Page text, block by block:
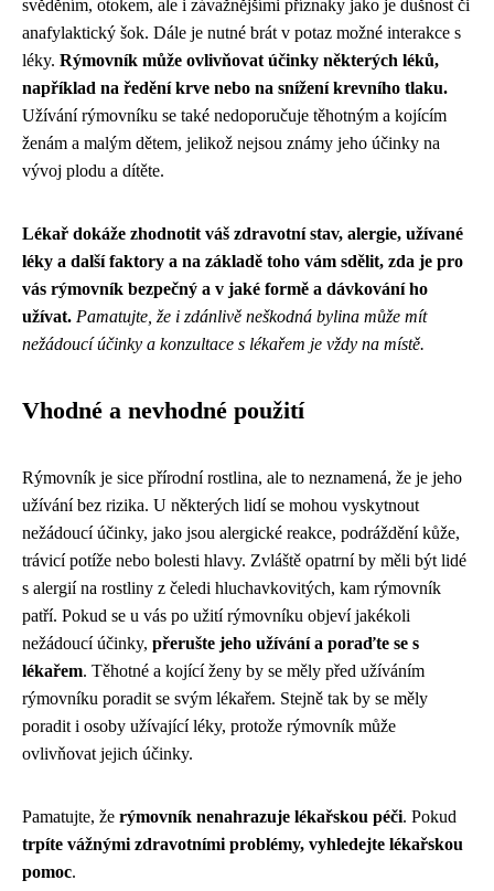
svěděním, otokem, ale i závažnějšími příznaky jako je dušnost či
anafylaktický šok. Dále je nutné brát v potaz možné interakce s
léky. Rýmovník může ovlivňovat účinky některých léků,
například na ředění krve nebo na snížení krevního tlaku.
Užívání rýmovníku se také nedoporučuje těhotným a kojícím
ženám a malým dětem, jelikož nejsou známy jeho účinky na
vývoj plodu a dítěte.
Lékař dokáže zhodnotit váš zdravotní stav, alergie, užívané
léky a další faktory a na základě toho vám sdělit, zda je pro
vás rýmovník bezpečný a v jaké formě a dávkování ho
užívat. Pamatujte, že i zdánlivě neškodná bylina může mít
nežádoucí účinky a konzultace s lékařem je vždy na místě.
Vhodné a nevhodné použití
Rýmovník je sice přírodní rostlina, ale to neznamená, že je jeho
užívání bez rizika. U některých lidí se mohou vyskytnout
nežádoucí účinky, jako jsou alergické reakce, podráždění kůže,
trávicí potíže nebo bolesti hlavy. Zvláště opatrní by měli být lidé
s alergií na rostliny z čeledi hluchavkovitých, kam rýmovník
patří. Pokud se u vás po užití rýmovníku objeví jakékoli
nežádoucí účinky, přerušte jeho užívání a poraďte se s
lékařem. Těhotné a kojící ženy by se měly před užíváním
rýmovníku poradit se svým lékařem. Stejně tak by se měly
poradit i osoby užívající léky, protože rýmovník může
ovlivňovat jejich účinky.
Pamatujte, že rýmovník nenahrazuje lékařskou péči. Pokud
trpíte vážnými zdravotními problémy, vyhledejte lékařskou
pomoc.